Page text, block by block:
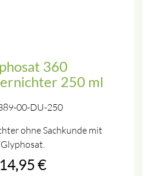
360
250 ml
00-DU-250
ohne Sachkunde mit
Glyphosat.
14,95 €